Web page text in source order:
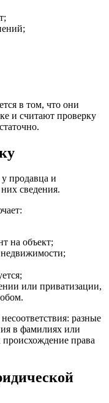
в том, что они
и считают проверку
продавца и
сведения.
на объект;
недвижимости;
или приватизации,
разные
в фамилиях или
права